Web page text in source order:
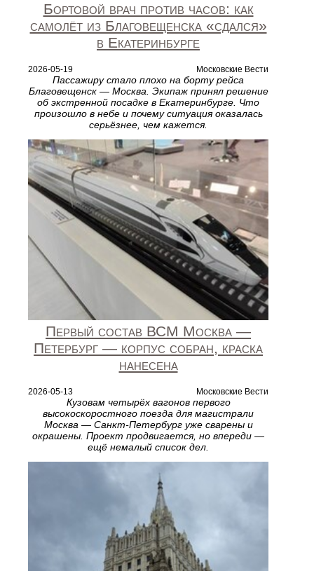
Бортовой врач против часов: как
самолёт из Благовещенска «сдался»
в Екатеринбурге
2026-05-19 Московские Вести
Пассажиру стало плохо на борту рейса
Благовещенск — Москва. Экипаж принял решение
об экстренной посадке в Екатеринбурге. Что
произошло в небе и почему ситуация оказалась
серьёзнее, чем кажется.
Первый состав ВСМ Москва —
Петербург — корпус собран, краска
нанесена
2026-05-13 Московские Вести
Кузовам четырёх вагонов первого
высокоскоростного поезда для магистрали
Москва — Санкт-Петербург уже сварены и
окрашены. Проект продвигается, но впереди —
ещё немалый список дел.